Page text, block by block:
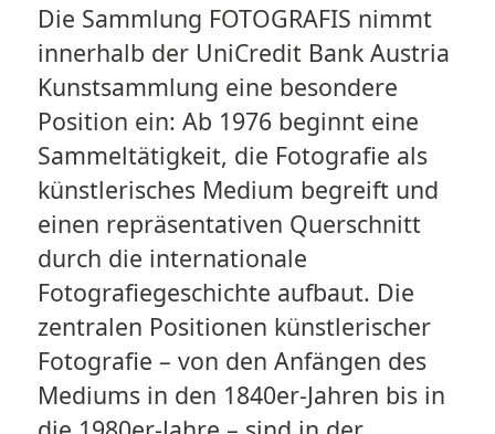
Die Sammlung FOTOGRAFIS nimmt
innerhalb der UniCredit Bank Austria
Kunstsammlung eine besondere
Position ein: Ab 1976 beginnt eine
Sammeltätigkeit, die Fotografie als
künstlerisches Medium begreift und
einen repräsentativen Querschnitt
durch die internationale
Fotografiegeschichte aufbaut. Die
zentralen Positionen künstlerischer
Fotografie – von den Anfängen des
Mediums in den 1840er-Jahren bis in